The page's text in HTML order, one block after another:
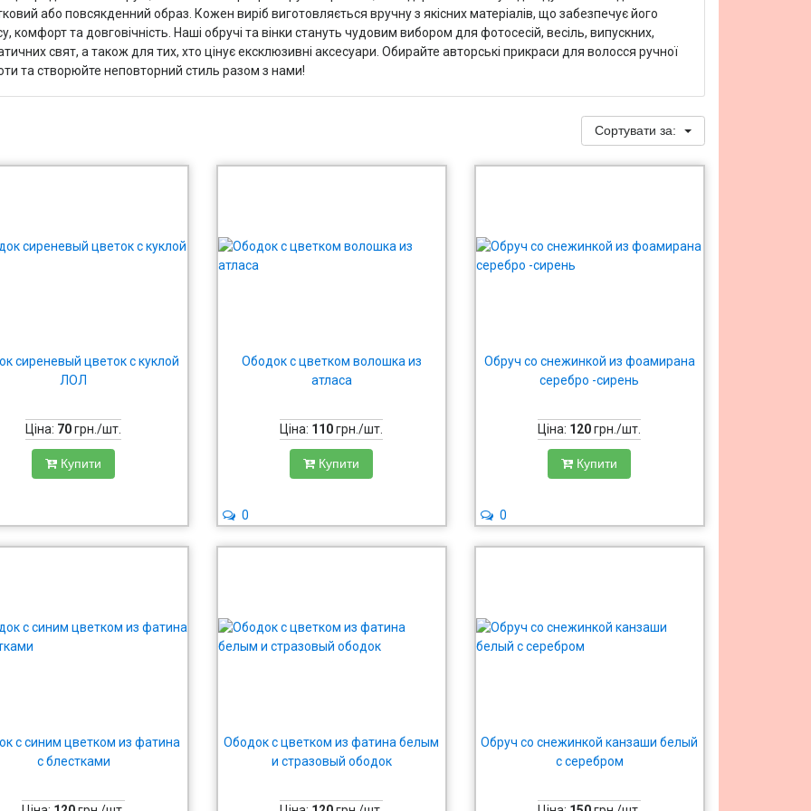
або повсякденний образ. Кожен виріб виготовляється вручну з якісних матеріалів, що забезпечує його
комфорт та довговічність. Наші обручі та вінки стануть чудовим вибором для фотосесій, весіль, випускних,
свят, а також для тих, хто цінує ексклюзивні аксесуари. Обирайте авторські прикраси для волосся ручної
та створюйте неповторний стиль разом з нами!
Сортувати за:
сиреневый цветок с куклой
ЛОЛ
Ціна: 70грн./шт.
Купити
Ободок с цветком волошка из
атласа
Ціна: 110грн./шт.
Купити
0
Обруч со снежинкой из фоамирана
серебро -сирень
Ціна: 120грн./шт.
Купити
0
с синим цветком из фатина
с блестками
Ободок с цветком из фатина белым
и стразовый ободок
Обруч со снежинкой канзаши белый
с серебром